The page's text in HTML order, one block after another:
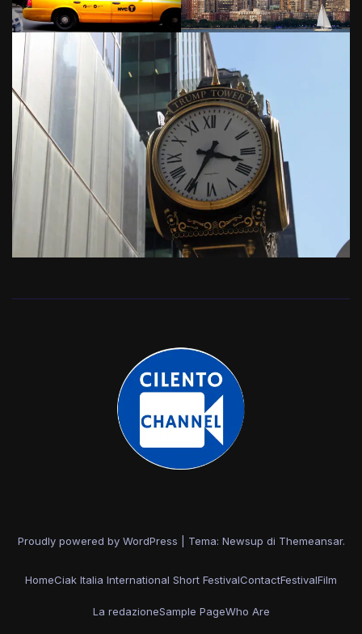
Proudly powered by WordPress Tema: Newsup di Themeansar.
HomeCiak Italia International Short FestivalContactFestivalFilm
La redazioneSample PageWho Are